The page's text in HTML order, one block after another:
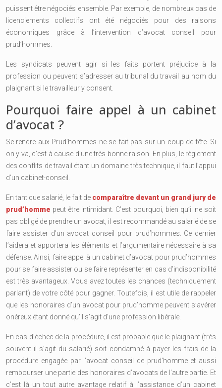
puissent être négociés ensemble. Par exemple, de nombreux cas de
licenciements collectifs ont été négociés pour des raisons
économiques grâce à l’intervention d’avocat conseil pour
prud’hommes.
Les syndicats peuvent agir si les faits portent préjudice à la
profession ou peuvent s’adresser au tribunal du travail au nom du
plaignant si le travailleur y consent.
Pourquoi faire appel à un cabinet
d’avocat ?
Se rendre aux Prud’hommes ne se fait pas sur un coup de tête. Si
on y va, c’est à cause d’une très bonne raison. En plus, le règlement
des conflits de travail étant un domaine très technique, il faut l’appui
d’un cabinet-conseil.
En tant que salarié, le fait de comparaître devant un grand jury de
prud’homme peut être intimidant. C’est pourquoi, bien qu’il ne soit
pas obligé de prendre un avocat, il est recommandé au salarié de se
faire assister d’un avocat conseil pour prud’hommes. Ce dernier
l’aidera et apportera les éléments et l’argumentaire nécessaire à sa
défense. Ainsi, faire appel à un cabinet d’avocat pour prud’hommes
pour se faire assister ou se faire représenter en cas d’indisponibilité
est très avantageux. Vous avez toutes les chances (techniquement
parlant) de votre côté pour gagner. Toutefois, il est utile de rappeler
que les honoraires d’un avocat pour prud’homme peuvent s’avérer
onéreux étant donné qu’il s’agit d’une profession libérale.
En cas d’échec de la procédure, il est probable que le plaignant (très
souvent il s’agit du salarié) soit condamné à payer les frais de la
procédure engagée par l’avocat conseil de prud’homme et aussi
rembourser une partie des honoraires d’avocats de l’autre partie. Et
c’est là un tout autre avantage relatif à l’assistance d’un cabinet